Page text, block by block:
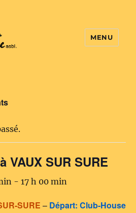
MENU
VAUX SUR SURE
- 17 h 00 min
SURE – Départ: Club-House